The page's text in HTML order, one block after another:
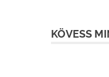
KÖVESS